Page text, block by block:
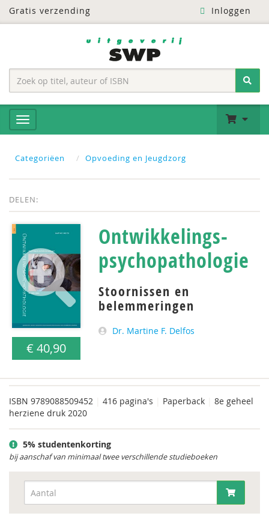
Gratis verzending Inloggen
Categoriëen Opvoeding en Jeugdzorg
DELEN:
€ 40,90
Ontwikkelings­­
psychopathologie
Stoornissen en
belemmeringen
Dr. Martine F. Delfos
ISBN 9789088509452 416 pagina's Paperback
8e geheel
herziene druk 2020
5% studentenkorting
bij aanschaf van minimaal twee verschillende studieboeken